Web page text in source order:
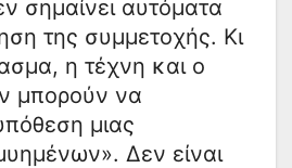
σημαίνει αυτόματα
της συμμετοχής. Κι
η τέχνη και ο
μπορούν να
μιας
Δεν είναι